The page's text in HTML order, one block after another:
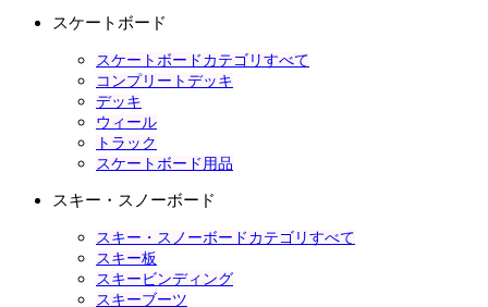
スケートボード
スケートボードカテゴリすべて
コンプリートデッキ
デッキ
ウィール
トラック
スケートボード用品
スキー・スノーボード
スキー・スノーボードカテゴリすべて
スキー板
スキービンディング
スキーブーツ